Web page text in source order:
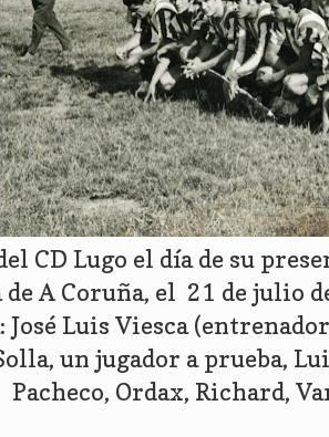
CD Lugo el día de su
A Coruña, el 21 de julio
José Luis Viesca
un jugador a prueba,
Pacheco, Ordax, Richard,